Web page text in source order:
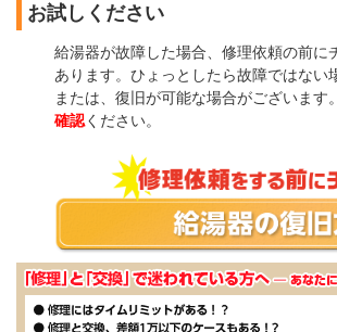
お試しください
給湯器が故障した場合、修理依頼の前に
あります。ひょっとしたら故障ではない
または、復旧が可能な場合がございます。
確認ください。